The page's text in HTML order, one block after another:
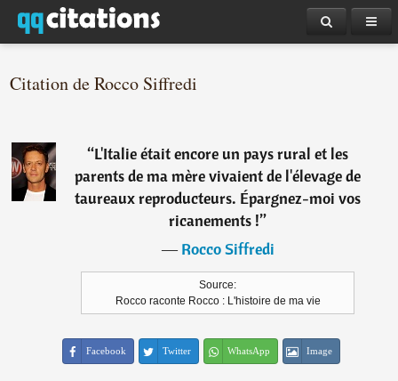
Citation de Rocco Siffredi
“L'Italie était encore un pays rural et les
parents de ma mère vivaient de l'élevage de
taureaux reproducteurs. Épargnez-moi vos
ricanements !”
―Rocco Siffredi
Source:
Rocco raconte Rocco : L'histoire de ma vie
Facebook Twitter WhatsApp Image